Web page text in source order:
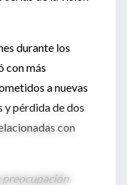
durante los
con más
a nuevas
pérdida de dos
con
preocupación